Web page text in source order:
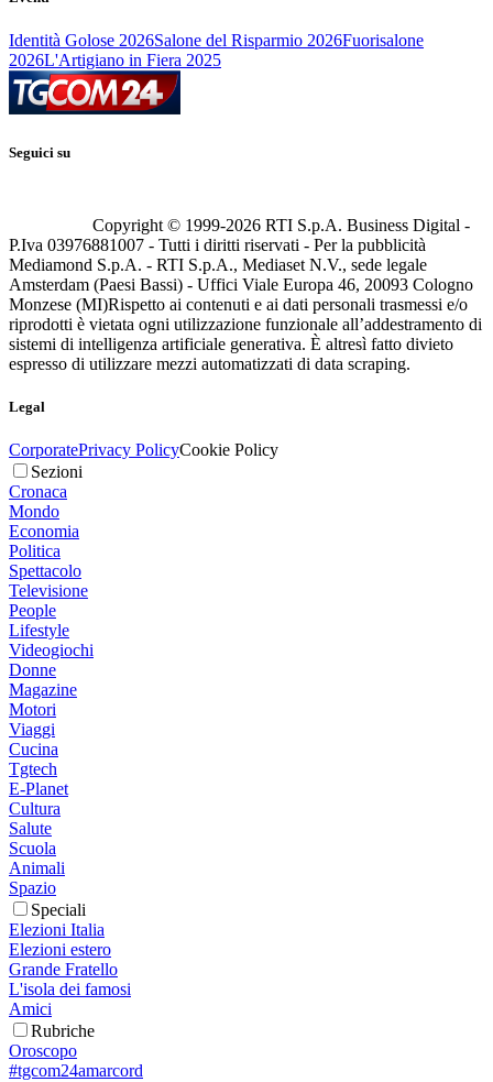
Identità Golose 2026Salone del Risparmio 2026Fuorisalone
2026L'Artigiano in Fiera 2025
Seguici su
Copyright © 1999-2026 RTI S.p.A. Business Digital -
P.Iva 03976881007 - Tutti i diritti riservati - Per la pubblicità
Mediamond S.p.A. - RTI S.p.A., Mediaset N.V., sede legale
Amsterdam (Paesi Bassi) - Uffici Viale Europa 46, 20093 Cologno
Monzese (MI)Rispetto ai contenuti e ai dati personali trasmessi e/o
riprodotti è vietata ogni utilizzazione funzionale all’addestramento di
sistemi di intelligenza artificiale generativa. È altresì fatto divieto
espresso di utilizzare mezzi automatizzati di data scraping.
Legal
CorporatePrivacy PolicyCookie Policy
Sezioni
Cronaca
Mondo
Economia
Politica
Spettacolo
Televisione
People
Lifestyle
Videogiochi
Donne
Magazine
Motori
Viaggi
Cucina
Tgtech
E-Planet
Cultura
Salute
Scuola
Animali
Spazio
Speciali
Elezioni Italia
Elezioni estero
Grande Fratello
L'isola dei famosi
Amici
Rubriche
Oroscopo
#tgcom24amarcord